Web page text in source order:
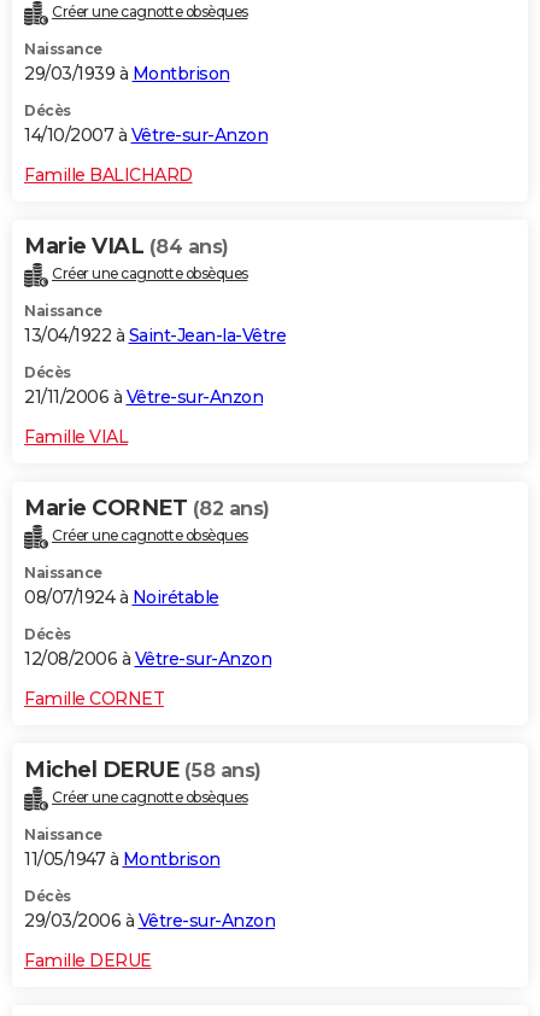
Créer une cagnotte obsèques
Naissance
29/03/1939 à Montbrison
Décès
14/10/2007 à Vêtre-sur-Anzon
Famille BALICHARD
Marie VIAL (84 ans)
Créer une cagnotte obsèques
Naissance
13/04/1922 à Saint-Jean-la-Vêtre
Décès
21/11/2006 à Vêtre-sur-Anzon
Famille VIAL
Marie CORNET (82 ans)
Créer une cagnotte obsèques
Naissance
08/07/1924 à Noirétable
Décès
12/08/2006 à Vêtre-sur-Anzon
Famille CORNET
Michel DERUE (58 ans)
Créer une cagnotte obsèques
Naissance
11/05/1947 à Montbrison
Décès
29/03/2006 à Vêtre-sur-Anzon
Famille DERUE